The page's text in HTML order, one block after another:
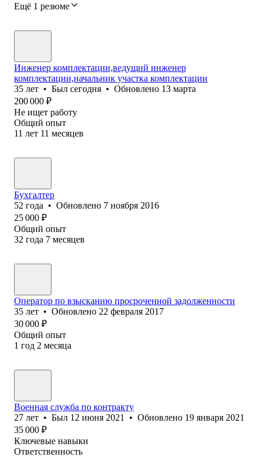
Ещё 1 резюме
Инженер комплектации,ведущий инженер
комплектации,начальник участка комплектации
35 лет • Был сегодня • Обновлено 13 марта
200 000 ₽
Не ищет работу
Общий опыт
11 лет 11 месяцев
Бухгалтер
52 года • Обновлено 7 ноября 2016
25 000 ₽
Общий опыт
32 года 7 месяцев
Оператор по взысканию просроченной задолженности
35 лет • Обновлено 22 февраля 2017
30 000 ₽
Общий опыт
1 год 2 месяца
Военная служба по контракту
27 лет • Был 12 июня 2021 • Обновлено 19 января 2021
35 000 ₽
Ключевые навыки
Ответственность